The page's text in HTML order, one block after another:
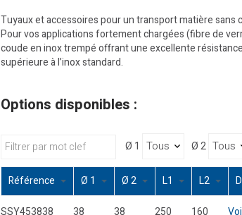
Tuyaux et accessoires pour un transport matière
Pour vos applications fortement chargées (fibre de
coude en inox trempé offrant une excellente
supérieure à l’inox standard.
Options disponibles :
Ø 1 Ø 2
Référence Ø 1 Ø 2 L1 L2
SSY453838 38 38 250 160